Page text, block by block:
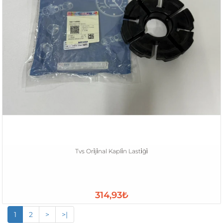
Tvs Ori̇ji̇nal Kapli̇n Lasti̇ği̇
314,93₺
1 2 >
>|